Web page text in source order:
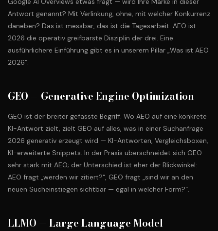
Antwort genannt? Mit Verlinkung, ohne, mit welcher Konkurrenz
daneben? Das ist messbar, das ist die Tagesarbeit. AEO ist
2026 die operativ greifbarste Disziplin der drei. Eine
ausführlichere Einführung gibt es in unserem Pillar „Was ist AEO
2026“.
GEO — Generative Engine Optimization
GEO ist der breiter gefasste Begriff. Wo AEO auf eine konkrete
KI-Antwort zielt, zielt GEO auf alles, was in einer Suchanfrage
2026 generativ erzeugt wird — KI-Antworten, Vergleichsboxen,
KI-erweiterte Snippets. In der Praxis überschneidet sich GEO
sehr stark mit AEO; der Unterschied ist eher der Blickwinkel:
AEO fragt „werden wir zitiert?“, GEO fragt „sind wir an den
neuen Sucheinstiegen sichtbar — egal in welcher Form?“.
LLMO — Large Language Model